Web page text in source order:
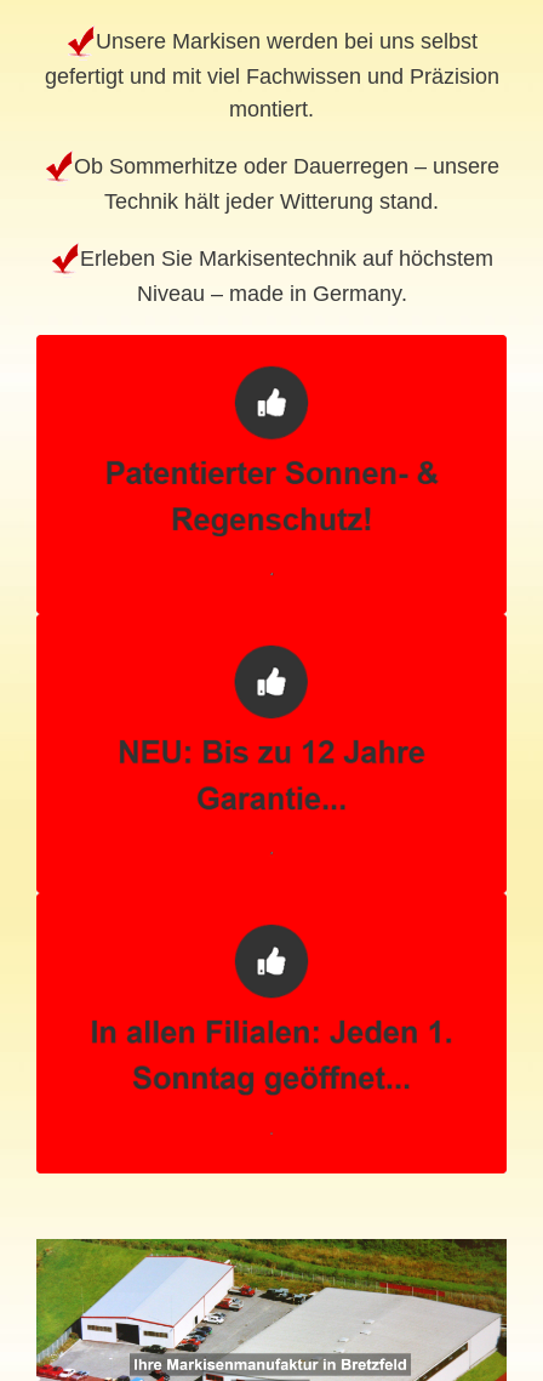
Unsere Markisen werden bei uns selbst
gefertigt und mit viel Fachwissen und Präzision
montiert.
Ob Sommerhitze oder Dauerregen – unsere
Technik hält jeder Witterung stand.
Erleben Sie Markisentechnik auf höchstem
Niveau – made in Germany.